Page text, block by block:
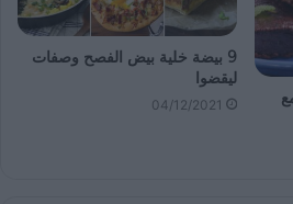
9 بيضة خلية بيض الفصح وصفات
ليقضوا
04/12/2021